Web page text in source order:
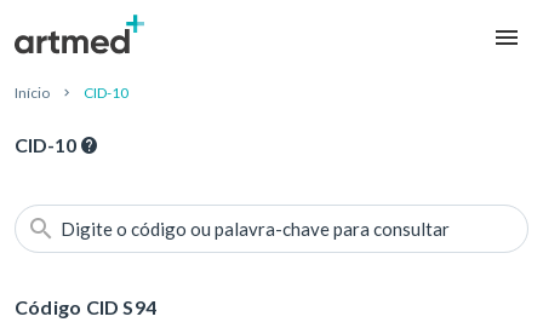
Início CID-10
CID-10
Digite o código ou palavra-chave para consultar
Código CID S94